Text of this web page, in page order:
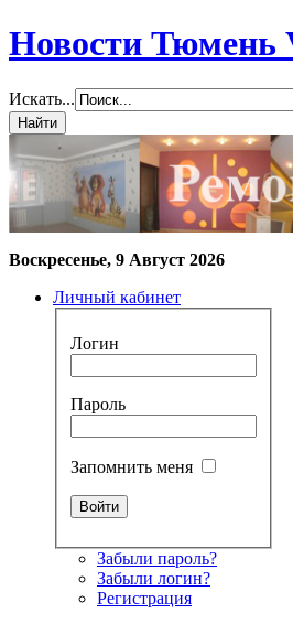
Новости Тюмень
Искать...
Воскресенье, 9 Август 2026
Личный кабинет
Логин
Пароль
Запомнить меня
Забыли пароль?
Забыли логин?
Регистрация